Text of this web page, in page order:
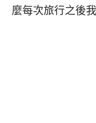
麼每次旅行之後